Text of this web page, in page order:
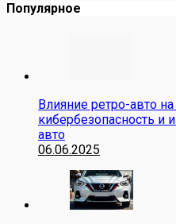
Популярное
Влияние ретро-авто
кибербезопасность и
авто
06.06.2025